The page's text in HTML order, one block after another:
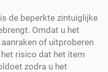
de beperkte zintuiglijke
Omdat u het
of uitproberen
risico dat het item
zodra u het